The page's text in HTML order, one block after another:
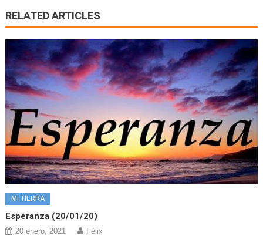
RELATED ARTICLES
MI TIERRA
Esperanza (20/01/20)
20 enero, 2021 Félix